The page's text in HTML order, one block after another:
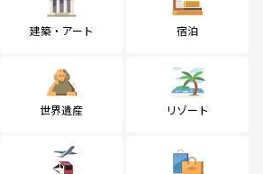
建築・アート 宿泊
世界遺産 リゾート